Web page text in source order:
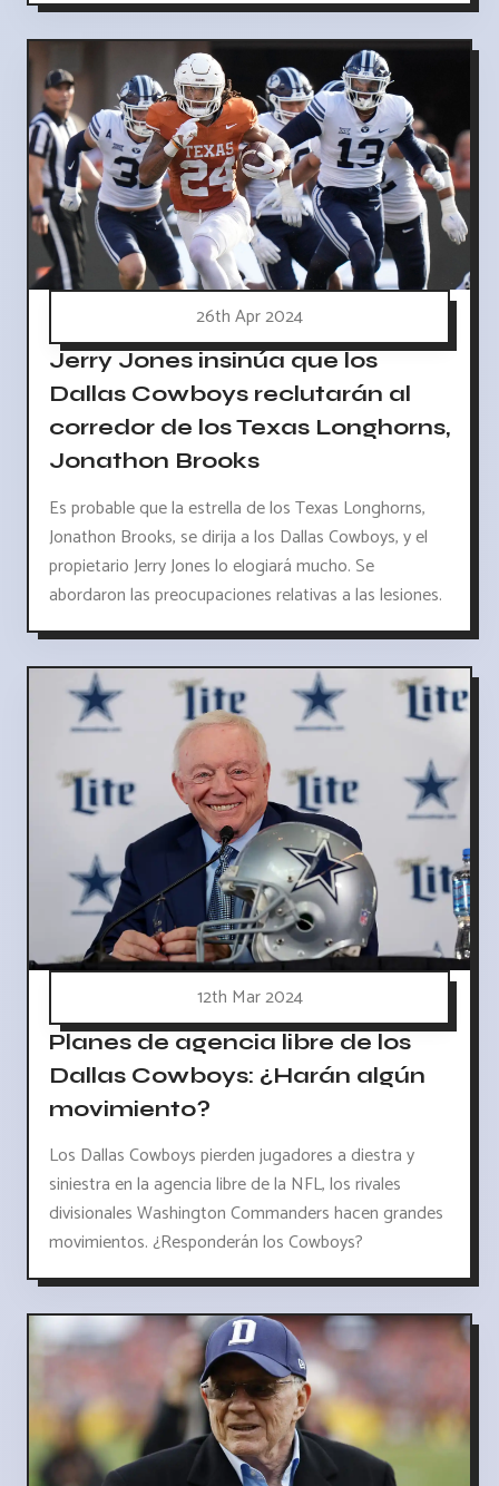
26th Apr 2024
Jerry Jones insinúa que los
Dallas Cowboys reclutarán al
corredor de los Texas Longhorns,
Jonathon Brooks
Es probable que la estrella de los Texas Longhorns,
Jonathon Brooks, se dirija a los Dallas Cowboys, y el
propietario Jerry Jones lo elogiará mucho. Se
abordaron las preocupaciones relativas a las lesiones.
12th Mar 2024
Planes de agencia libre de los
Dallas Cowboys: ¿Harán algún
movimiento?
Los Dallas Cowboys pierden jugadores a diestra y
siniestra en la agencia libre de la NFL, los rivales
divisionales Washington Commanders hacen grandes
movimientos. ¿Responderán los Cowboys?